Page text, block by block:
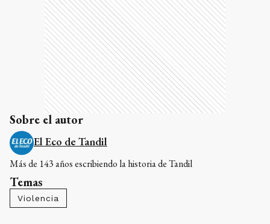
Sobre el autor
El Eco de Tandil
Más de 143 años escribiendo la historia de Tandil
Temas
Violencia